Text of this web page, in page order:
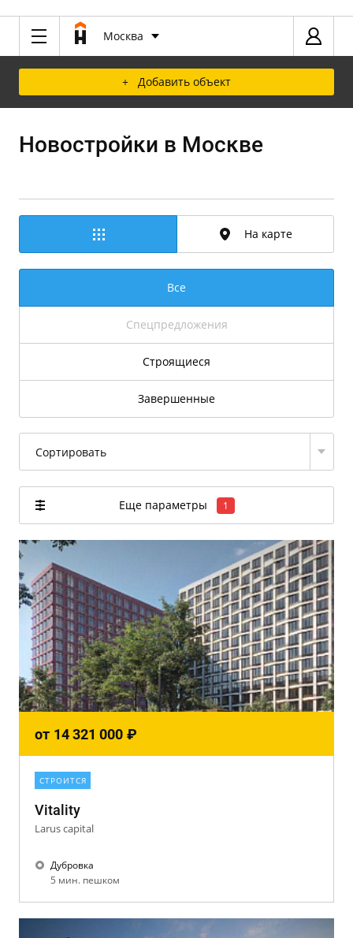
Москва
+ Добавить объект
Новостройки в Москве
На карте
Все
Спецпредложения
Строящиеся
Завершенные
Сортировать
Еще параметры 1
от 14 321 000 ₽
СТРОИТСЯ
Vitality
Larus capital
Дубровка
5 мин. пешком